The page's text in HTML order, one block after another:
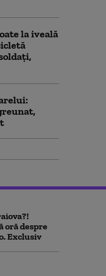
la iveală
oră despre
Exclusiv